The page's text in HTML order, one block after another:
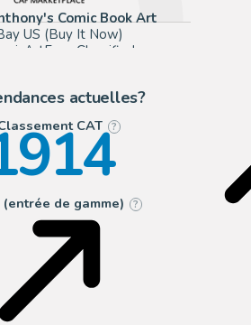
Comic Book Art
US (Buy It Now)
Classifieds
actuelles?
CAT ?
(entrée de gamme) ?